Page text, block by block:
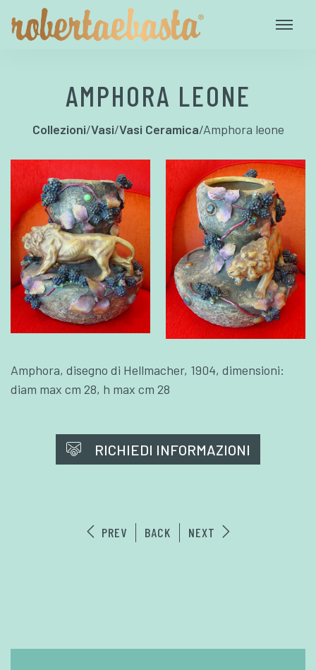
AMPHORA LEONE
Collezioni/Vasi/Vasi Ceramica/Amphora leone
Amphora, disegno di Hellmacher, 1904, dimensioni:
diam max cm 28, h max cm 28
RICHIEDI INFORMAZIONI
PREV BACK NEXT